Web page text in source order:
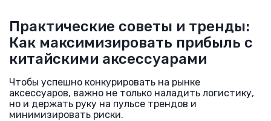
Практические советы и тренды:
Как максимизировать прибыль с
китайскими аксессуарами
Чтобы успешно конкурировать на рынке
аксессуаров, важно не только наладить логистику,
но и держать руку на пульсе трендов и
минимизировать риски.